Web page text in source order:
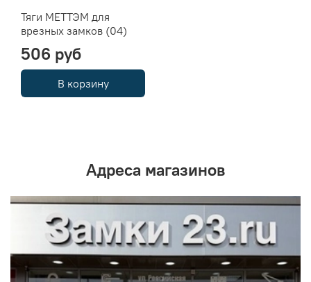
Тяги МЕТТЭМ для
врезных замков (04)
506 руб
В корзину
Адреса магазинов